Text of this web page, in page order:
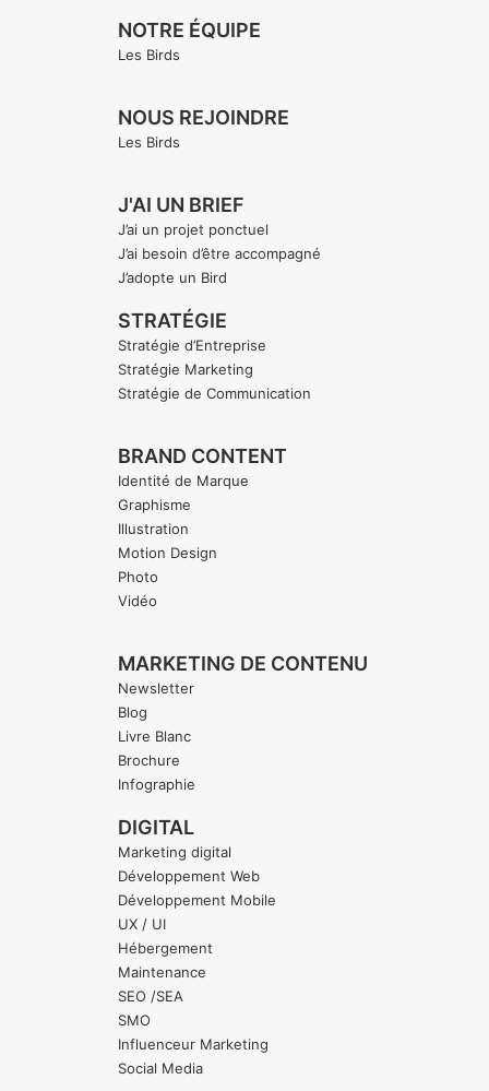
NOTRE ÉQUIPE
Les Birds
NOUS REJOINDRE
Les Birds
J'AI UN BRIEF
J’ai un projet ponctuel
J’ai besoin d’être accompagné
J’adopte un Bird
STRATÉGIE
Stratégie d’Entreprise
Stratégie Marketing
Stratégie de Communication
BRAND CONTENT
Identité de Marque
Graphisme
Illustration
Motion Design
Photo
Vidéo
MARKETING DE CONTENU
Newsletter
Blog
Livre Blanc
Brochure
Infographie
DIGITAL
Marketing digital
Développement Web
Développement Mobile
UX / UI
Hébergement
Maintenance
SEO /SEA
SMO
Influenceur Marketing
Social Media